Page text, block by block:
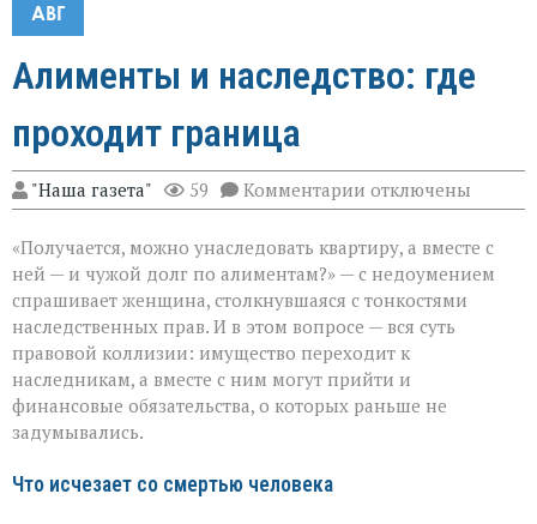
АВГ
Алименты и наследство: где
проходит граница
"Наша газета" 59 Комментарии к
записи
и
наследство:
проходит
граница
отключены
«Получается, можно унаследовать квартиру, а вместе с
ней — и чужой долг по алиментам?» — с недоумением
спрашивает женщина, столкнувшаяся с тонкостями
наследственных прав. И в этом вопросе — вся суть
правовой коллизии: имущество переходит к
наследникам, а вместе с ним могут прийти и
финансовые обязательства, о которых раньше не
задумывались.
Что исчезает со смертью человека